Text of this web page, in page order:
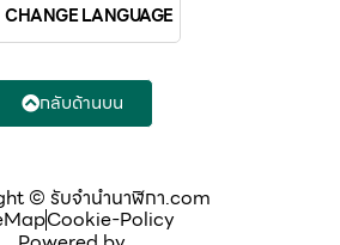
© รับจํานํานาฬิกา.com
Cookie-Policy
CHANGE LANGUAGE
กลับด้านบน